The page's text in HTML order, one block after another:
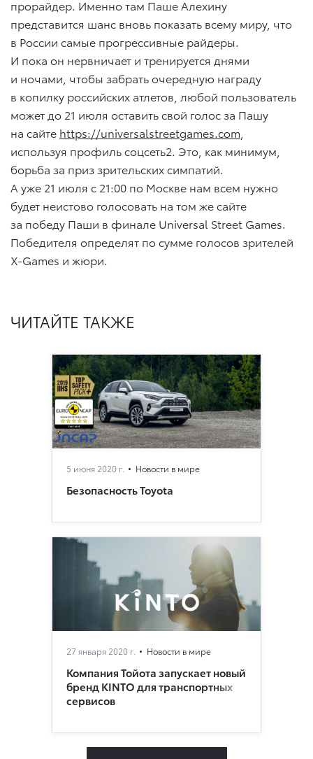
прорайдер. Именно там Паше Алехину
представится шанс вновь показать всему миру, что
в России самые прогрессивные райдеры.
И пока он нервничает и тренируется днями
и ночами, чтобы забрать очередную награду
в копилку российских атлетов, любой пользователь
может до 21 июля оставить свой голос за Пашу
на сайте https://universalstreetgames.com
используя профиль соцсеть2. Это, как минимум,
борьба за приз зрительских симпатий.
А уже 21 июля с 21:00 по Москве нам всем нужно
будет неистово голосовать на том же сайте
за победу Паши в финале Universal Street Games.
Победителя определят по сумме голосов зрителей
X-Games и жюри.
ЧИТАЙТЕ ТАКЖЕ
5 июня 2020 г. Новости в мире
Безопасность Toyota
27 января 2020 г. Новости в мире
Компания Тойота запускает новый
бренд KINTO для транспортных
сервисов